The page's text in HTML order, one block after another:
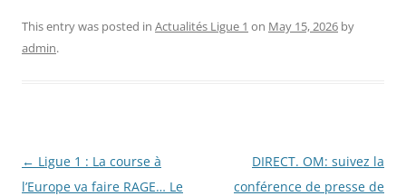
This entry was posted in Actualités Ligue 1 on May 15, 2026 by
admin.
Post
navigation
← Ligue 1 : La course à
l’Europe va faire RAGE… Le
DIRECT. OM: suivez la
conférence de presse de